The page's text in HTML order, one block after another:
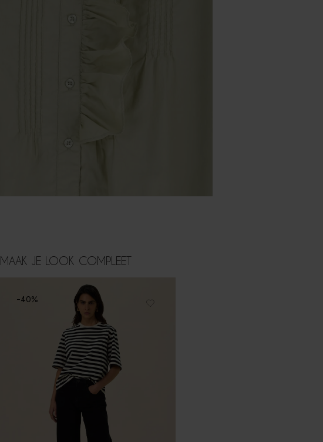
MAAK JE LOOK COMPLEET
-40%